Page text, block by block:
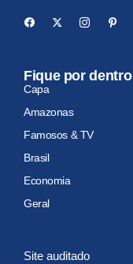
Fique por dentro
Capa
Amazonas
Famosos & TV
Brasil
Economia
Geral
Site auditado